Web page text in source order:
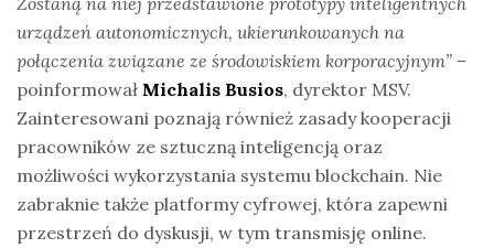
urządzeń autonomicznych, ukierunkowanych na
połączenia związane ze środowiskiem korporacyjnym” –
poinformował Michalis Busios, dyrektor MSV.
Zainteresowani poznają również zasady kooperacji
pracowników ze sztuczną inteligencją oraz
możliwości wykorzystania systemu blockchain. Nie
zabraknie także platformy cyfrowej, która zapewni
przestrzeń do dyskusji, w tym transmisję online.